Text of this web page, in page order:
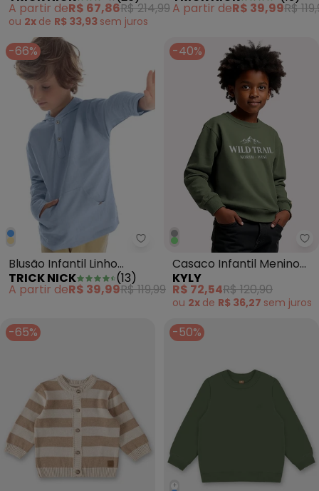
A partir deR$ 67,86R$ 214,99
ou 2x de R$ 33,93 sem juros
A partir deR$ 39,99R$
-66%
Trick Nick - Blusão Infantil Linho
Blusão Infantil Linho
Menino Azul
TRICK NICK (13)
A partir deR$ 39,99R$ 119,99
-40%
Casaco Infantil Menino
Lettering Verde
KYLY
R$ 72,54R$ 120,90
ou 2x de R$ 36,27 sem juros
-65% -50%
+